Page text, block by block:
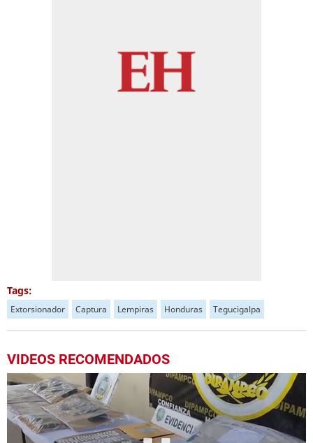
Tags:
Extorsionador Captura Lempiras Honduras Tegucigalpa
VIDEOS RECOMENDADOS